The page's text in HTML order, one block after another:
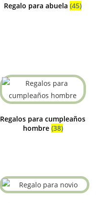
Regalo para abuela (45)
Regalos para cumpleaños
hombre (38)